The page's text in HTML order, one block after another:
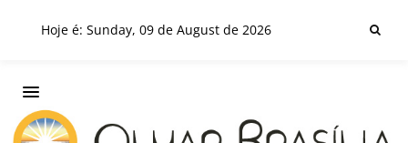
Hoje é: Sunday, 09 de August de 2026